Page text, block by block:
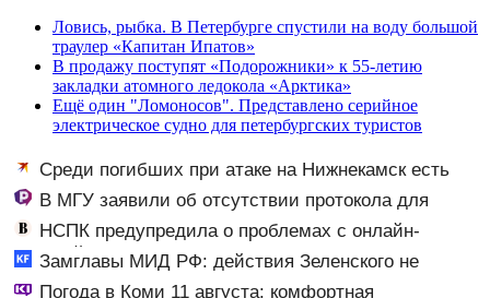
Ловись, рыбка. В Петербурге спустили на воду большой
траулер «Капитан Ипатов»
В продажу поступят «Подорожники» к 55-летию
закладки атомного ледокола «Арктика»
Ещё один "Ломоносов". Представлено серийное
электрическое судно для петербургских туристов
Среди погибших при атаке на Нижнекамск есть
граждане Узбекистана и Таджикистана
В МГУ заявили об отсутствии протокола для
встречи с инопланетянами
НСПК предупредила о проблемах с онлайн-
оплатой картами Visa и Mastercard
Замглавы МИД РФ: действия Зеленского не
оставляют России выбора, кроме продолжения СВО
Погода в Коми 11 августа: комфортная